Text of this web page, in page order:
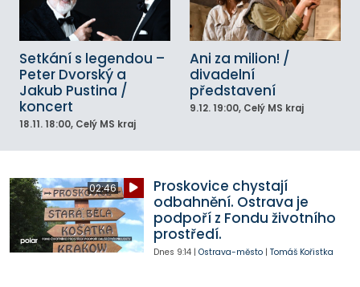
Setkání s legendou –
Peter Dvorský a
Jakub Pustina /
koncert
18.11. 18:00, Celý MS kraj
Ani za milion! /
divadelní
představení
9.12. 19:00, Celý MS kraj
02:46
Proskovice chystají
odbahnění. Ostrava je
podpoří z Fondu životního
prostředí.
Dnes 9:14| Ostrava-město| Tomáš Kořistka